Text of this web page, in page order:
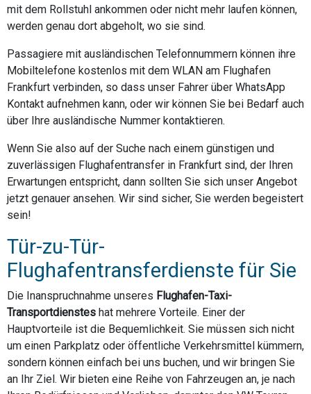
mit dem Rollstuhl ankommen oder nicht mehr laufen können,
werden genau dort abgeholt, wo sie sind.
Passagiere mit ausländischen Telefonnummern können ihre
Mobiltelefone kostenlos mit dem WLAN am Flughafen
Frankfurt verbinden, so dass unser Fahrer über WhatsApp
Kontakt aufnehmen kann, oder wir können Sie bei Bedarf auch
über Ihre ausländische Nummer kontaktieren.
Wenn Sie also auf der Suche nach einem günstigen und
zuverlässigen Flughafentransfer in Frankfurt sind, der Ihren
Erwartungen entspricht, dann sollten Sie sich unser Angebot
jetzt genauer ansehen. Wir sind sicher, Sie werden begeistert
sein!
Tür-zu-Tür-
Flughafentransferdienste für Sie
Die Inanspruchnahme unseres Flughafen-Taxi-
Transportdienstes hat mehrere Vorteile. Einer der
Hauptvorteile ist die Bequemlichkeit. Sie müssen sich nicht
um einen Parkplatz oder öffentliche Verkehrsmittel kümmern,
sondern können einfach bei uns buchen, und wir bringen Sie
an Ihr Ziel. Wir bieten eine Reihe von Fahrzeugen an, je nach